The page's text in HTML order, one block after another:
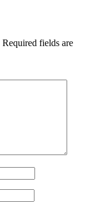
Required fields are